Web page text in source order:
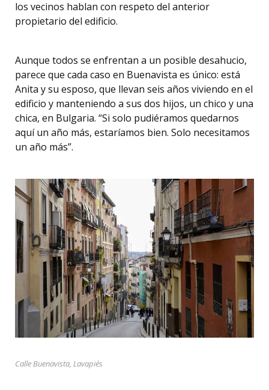
los vecinos hablan con respeto del anterior
propietario del edificio.
Aunque todos se enfrentan a un posible desahucio,
parece que cada caso en Buenavista es único: está
Anita y su esposo, que llevan seis años viviendo en el
edificio y manteniendo a sus dos hijos, un chico y una
chica, en Bulgaria. “Si solo pudiéramos quedarnos
aquí un año más, estaríamos bien. Solo necesitamos
un año más”.
Calle Buenavista, Lavapiés